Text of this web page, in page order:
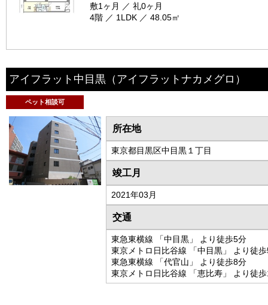
敷1ヶ月 ／ 礼0ヶ月
4階 ／ 1LDK ／ 48.05㎡
アイフラット中目黒 （アイフラットナカメグロ）
ペット相談可
所在地
東京都目黒区中目黒１丁目
竣工月
2021年03月
交通
東急東横線 「中目黒」 より徒歩5分
東京メトロ日比谷線 「中目黒」 より徒
東急東横線 「代官山」 より徒歩8分
東京メトロ日比谷線 「恵比寿」 より徒